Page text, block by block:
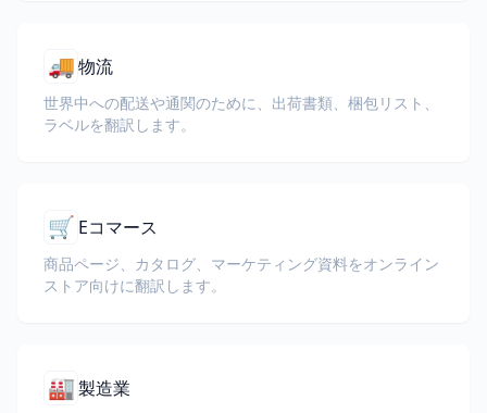
🚚物流
世界中への配送や通関のために、出荷書類、梱包リスト、
ラベルを翻訳します。
🛒 Eコマース
商品ページ、カタログ、マーケティング資料をオンライン
ストア向けに翻訳します。
🏭製造業